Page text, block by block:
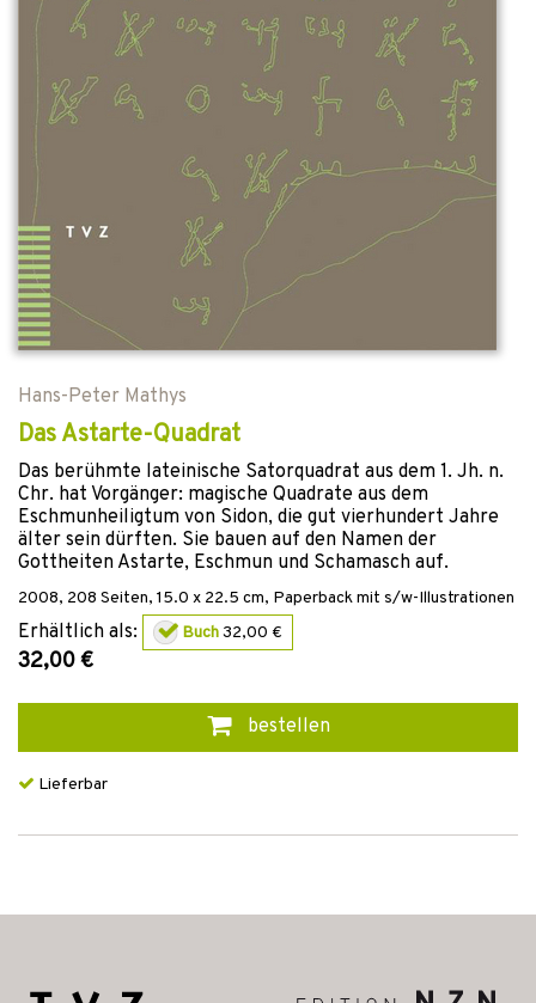
Hans-Peter Mathys
Das Astarte-Quadrat
Das berühmte lateinische Satorquadrat aus dem 1. Jh. n.
Chr. hat Vorgänger: magische Quadrate aus dem
Eschmunheiligtum von Sidon, die gut vierhundert Jahre
älter sein dürften. Sie bauen auf den Namen der
Gottheiten Astarte, Eschmun und Schamasch auf.
2008, 208 Seiten, 15.0 x 22.5 cm, Paperback mit s/w-Illustrationen
Erhältlich als: Buch32,00 €
32,00 €
bestellen
Lieferbar